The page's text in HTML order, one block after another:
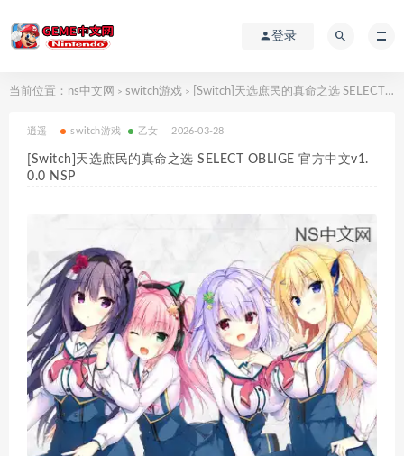
登录
当前位置： ns中文网 > switch游戏 > [Switch]天选庶民的真命之选 SELECT OBLIGE 官方中文v1.0.0 NSP
逍遥 switch游戏 乙女 2026-03-28
[Switch]天选庶民的真命之选 SELECT OBLIGE 官方中文v1.
0.0 NSP